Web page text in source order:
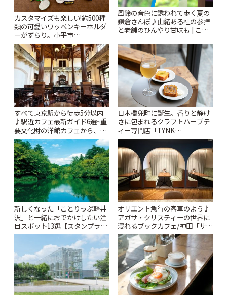
カスタマイズも楽しい!約500種
類の可愛いワッペンキーホルダ
ーがずらり。小平市
「Kimamaya T&K」 | ことりっ
ぷ
風鈴の音色に誘われて歩く夏の
鎌倉さんぽ♪由緒ある社の参拝
と老舗のひんやり甘味も | こと
すべて東京駅から徒歩5分以内
♪駅近カフェ最新ガイド6選~重
要文化財の洋館カフェから、改
札すぐのレトロ喫茶まで~ | こと
りっぷ
日本橋兜町に誕生。香りと静け
さに包まれるクラフトハーブテ
ィー専門店「TYNK
Kabutocho」 | ことりっぷ
新しくなった「ことりっぷ軽井
沢」と一緒におでかけしたい注
目スポット13選【スタンプラリ
ー開催中】 | ことりっぷ
オリエント急行の客車のよう♪
アガサ・クリスティーの世界に
浸れるブックカフェ/神田「サロ
ンクリスティ」 | ことりっぷ